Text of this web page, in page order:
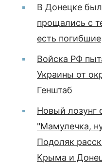
В Донецке был
прощались с
есть погибшие
Войска РФ
Украины от
Генштаб
Новый лозунг
"Мамулечка,
Подоляк
Крыма и